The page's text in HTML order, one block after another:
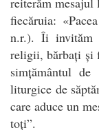
fiecăruia:
n.r.). Îi invităm
religii, bărbați și
simțământul
liturgice de
care aduce un
toți”.